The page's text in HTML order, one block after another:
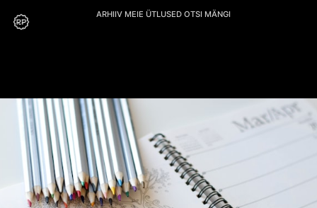
ARHIIV MEIE ÜTLUSED OTSI MÄNGI